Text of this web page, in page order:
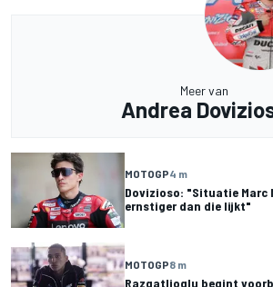
Meer van
Andrea
MOTOGP4 m
Dovizioso: "Situatie Marc
ernstiger dan die lijkt"
MOTOGP8 m
Razgatlioglu begint